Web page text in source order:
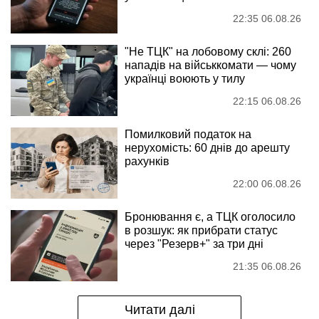
22:35 06.08.26
"Не ТЦК" на лобовому склі: 260
нападів на військкомати — чому
українці воюють у тилу
22:15 06.08.26
Помилковий податок на
нерухомість: 60 днів до арешту
рахунків
22:00 06.08.26
Бронювання є, а ТЦК оголосило
в розшук: як прибрати статус
через "Резерв+" за три дні
21:35 06.08.26
Читати далі